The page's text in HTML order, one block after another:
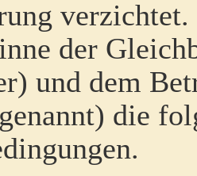
der
und dem
die